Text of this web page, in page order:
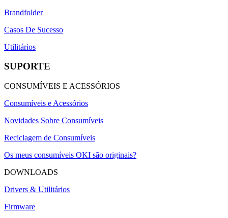
Brandfolder
Casos De Sucesso
Utilitários
SUPORTE
CONSUMÍVEIS E ACESSÓRIOS
Consumíveis e Acessórios
Novidades Sobre Consumíveis
Reciclagem de Consumíveis
Os meus consumíveis OKI são originais?
DOWNLOADS
Drivers & Utilitários
Firmware